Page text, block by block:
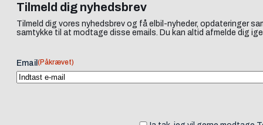
Tilmeld dig nyhedsbrev
Tilmeld dig vores nyhedsbrev og få elbil-nyheder, opdateringer
samtykke til at modtage disse emails. Du kan altid afmelde dig
Email (Påkrævet)